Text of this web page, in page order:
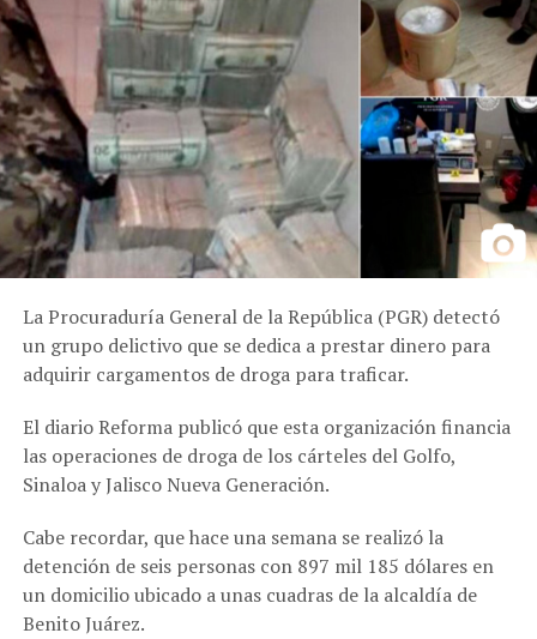
La Procuraduría General de la República (PGR) detectó
un grupo delictivo que se dedica a prestar dinero para
adquirir cargamentos de droga para traficar.
El diario Reforma publicó que esta organización financia
las operaciones de droga de los cárteles del Golfo,
Sinaloa y Jalisco Nueva Generación.
Cabe recordar, que hace una semana se realizó la
detención de seis personas con 897 mil 185 dólares en
un domicilio ubicado a unas cuadras de la alcaldía de
Benito Juárez.